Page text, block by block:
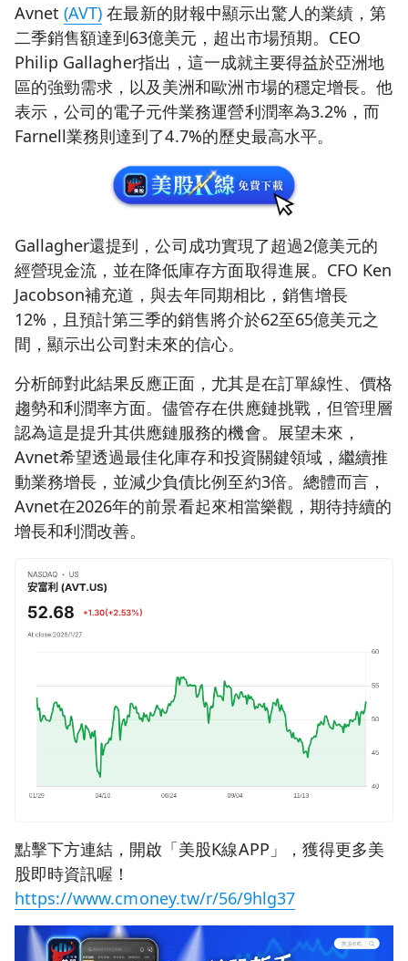
Avnet(AVT) 在最新的財報中顯示出驚人的業績，第
二季銷售額達到63億美元，超出市場預期。CEO
Philip Gallagher指出，這一成就主要得益於亞洲地
區的強勁需求，以及美洲和歐洲市場的穩定增長。他
表示，公司的電子元件業務運營利潤率為3.2%，而
Farnell業務則達到了4.7%的歷史最高水平。
Gallagher還提到，公司成功實現了超過2億美元的
經營現金流，並在降低庫存方面取得進展。CFO Ken
Jacobson補充道，與去年同期相比，銷售增長
12%，且預計第三季的銷售將介於62至65億美元之
間，顯示出公司對未來的信心。
分析師對此結果反應正面，尤其是在訂單線性、價格
趨勢和利潤率方面。儘管存在供應鏈挑戰，但管理層
認為這是提升其供應鏈服務的機會。展望未來，
Avnet希望透過最佳化庫存和投資關鍵領域，繼續推
動業務增長，並減少負債比例至約3倍。總體而言，
Avnet在2026年的前景看起來相當樂觀，期待持續的
增長和利潤改善。
點擊下方連結，開啟「美股K線APP」，獲得更多美
股即時資訊喔！
https://www.cmoney.tw/r/56/9hlg37